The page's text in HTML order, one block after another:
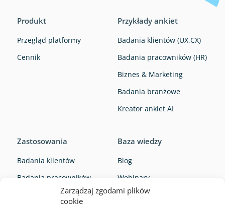
Zarządzaj zgodami plików
cookie
Produkt
Przegląd platformy
Cennik
Przykłady ankiet
Badania klientów (UX,CX)
Badania pracowników (HR)
Biznes & Marketing
Badania branżowe
Kreator ankiet AI
Zastosowania
Badania klientów
Badania pracowników
Badania użytkowników
Baza wiedzy
Blog
Webinary
Case Studies